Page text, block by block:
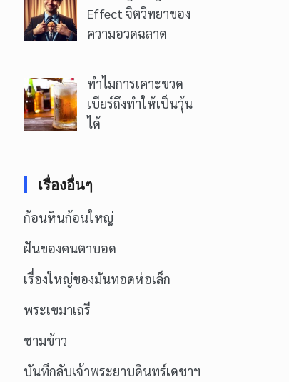
Effect จิตวิทยาของ
ความอวดฉลาด
ทำไมการเคาะขวด
เบียร์ถึงทำให้เป็นวุ้น
ได้
เรื่องอื่นๆ
ก้อนหินก้อนใหญ่
ฝันของคนตาบอด
เรื่องใหญ่ของมันทอดห่อเล็ก
พระเขมาเถรี
ชามข้าว
บันทึกลับเจ้าพระยาบดินทร์เดชาฯ